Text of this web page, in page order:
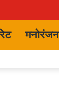
मनोरंजन